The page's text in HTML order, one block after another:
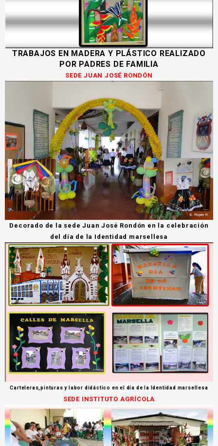
TRABAJOS EN MADERA Y PLÁSTICO REALIZADO
POR PADRES DE FAMILIA
SEDE JUAN JOSÉ RONDÓN
Decorado de la sede Juan José Rondón en la celebración
del día de la Identidad marsellesa
Carteleras,pinturas y labor didáctico en el día de la Identidad marsellesa
SEDE INSTITUTO AGRÍCOLA